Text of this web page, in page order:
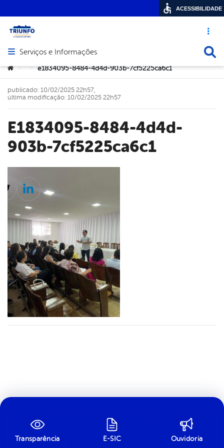
Acesso
Abrir menu principal de navegação
Serviços e Informações
Você está aqui:
> > e1834095-8484-4d4d-903b-7cf5225ca6c1
e1834095-8484-4d4d-
903b-7cf5225ca6c1
publicado: 10/02/2025 22h57,
última modificação: 10/02/2025 22h57
Twitter
Linkedin
Transparência E-SIC Ouvidoria
ACESSIBILIDADE